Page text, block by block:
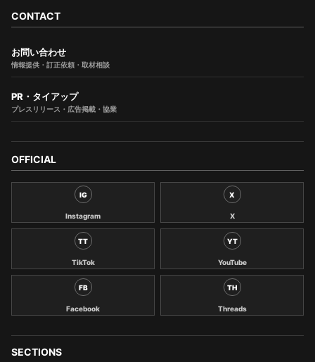
CONTACT
お問い合わせ
情報提供・訂正依頼・取材相談
PR・タイアップ
プレスリリース・広告掲載・協業
OFFICIAL
IG
Instagram
X
X
TT
TikTok
YT
YouTube
FB
Facebook
TH
Threads
SECTIONS